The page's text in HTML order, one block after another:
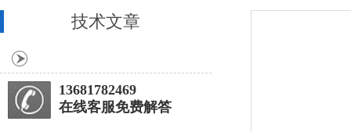
技术文章
13681782469
在线客服免费解答